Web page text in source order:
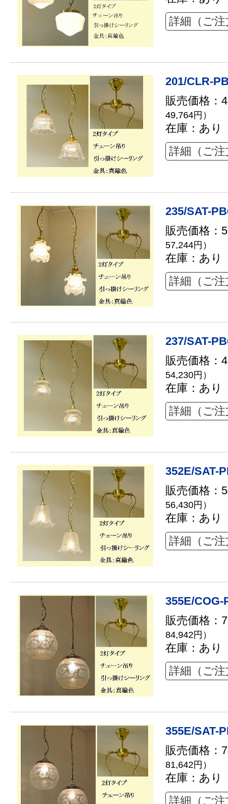
詳細（ご
201/CLR-
販売価格：
49,764円）
在庫：あり
詳細（ご
235/SAT-
販売価格：
57,244円）
在庫：あり
詳細（ご
237/SAT-
販売価格：
54,230円）
在庫：あり
詳細（ご
352E/SAT-
販売価格：
56,430円）
在庫：あり
詳細（ご
355E/COG-
販売価格：
84,942円）
在庫：あり
詳細（ご
355E/SAT-
販売価格：
81,642円）
在庫：あり
詳細（ご